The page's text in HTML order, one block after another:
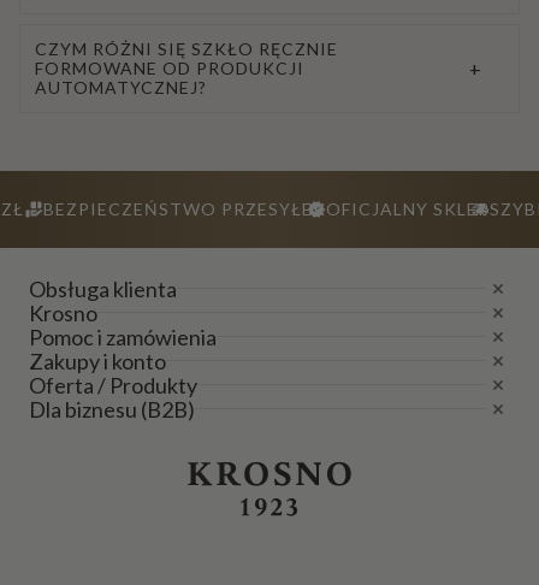
CZYM RÓŻNI SIĘ SZKŁO RĘCZNIE
FORMOWANE OD PRODUKCJI
AUTOMATYCZNEJ?
+
BEZPIECZEŃSTWO PRZESYŁEKOFICJALNY SKLEP
Obsługa klienta
Krosno
Pomoc i zamówienia
Zakupy i konto
Oferta / Produkty
Dla biznesu (B2B)